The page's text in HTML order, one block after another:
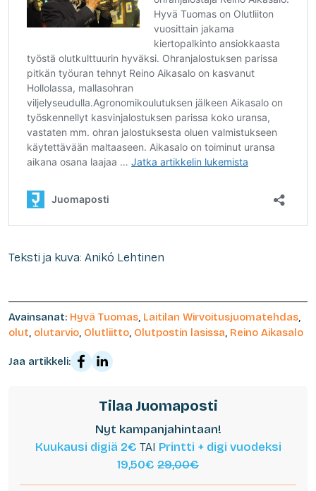
Teksti ja kuva: Anikó Lehtinen
Avainsanat: Hyvä Tuomas, Laitilan Wirvoitusjuomatehdas,
olut, olutarvio, Olutliitto, Olutpostin lasissa, Reino Aikasalo
Jaa artikkeli:
Tilaa Juomaposti
Nyt kampanjahintaan!
Kuukausi digiä 2€ TAI Printti + digi vuodeksi
19,50€ 29,00€